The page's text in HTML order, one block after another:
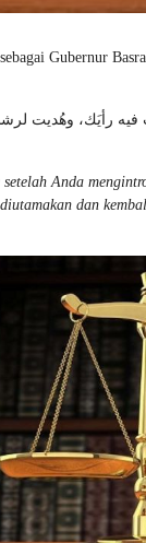
Gubernur
فيه رأيَك، وهُديت
Anda
dan